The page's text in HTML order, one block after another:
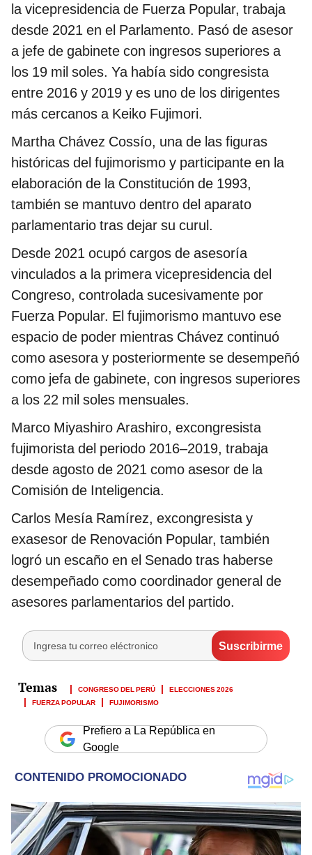
la vicepresidencia de Fuerza Popular, trabaja
desde 2021 en el Parlamento. Pasó de asesor
a jefe de gabinete con ingresos superiores a
los 19 mil soles. Ya había sido congresista
entre 2016 y 2019 y es uno de los dirigentes
más cercanos a Keiko Fujimori.
Martha Chávez Cossío, una de las figuras
históricas del fujimorismo y participante en la
elaboración de la Constitución de 1993,
también se mantuvo dentro del aparato
parlamentario tras dejar su curul.
Desde 2021 ocupó cargos de asesoría
vinculados a la primera vicepresidencia del
Congreso, controlada sucesivamente por
Fuerza Popular. El fujimorismo mantuvo ese
espacio de poder mientras Chávez continuó
como asesora y posteriormente se desempeñó
como jefa de gabinete, con ingresos superiores
a los 22 mil soles mensuales.
Marco Miyashiro Arashiro, excongresista
fujimorista del periodo 2016–2019, trabaja
desde agosto de 2021 como asesor de la
Comisión de Inteligencia.
Carlos Mesía Ramírez, excongresista y
exasesor de Renovación Popular, también
logró un escaño en el Senado tras haberse
desempeñado como coordinador general de
asesores parlamentarios del partido.
CONGRESO DEL PERÚ
ELECCIONES 2026
FUERZA POPULAR
FUJIMORISMO
Prefiero a La República en
Google